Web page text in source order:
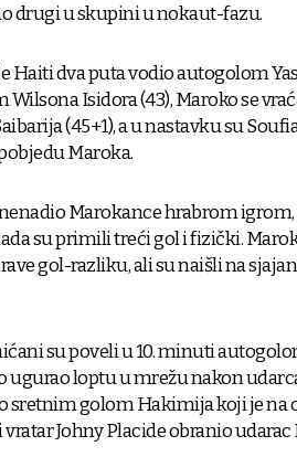
drugi u skupini u nokaut-fazu.
Haiti dva puta vodio autogolom
Wilsona Isidora (43), Maroko se
(45+1), a u nastavku su
Maroka.
Marokance hrabrom igrom,
su primili treći gol i fizički.
gol-razliku, ali su naišli na
su poveli u 10. minuti
ugurao loptu u mrežu nakon
sretnim golom Hakimija koji je na
Johny Placide obranio